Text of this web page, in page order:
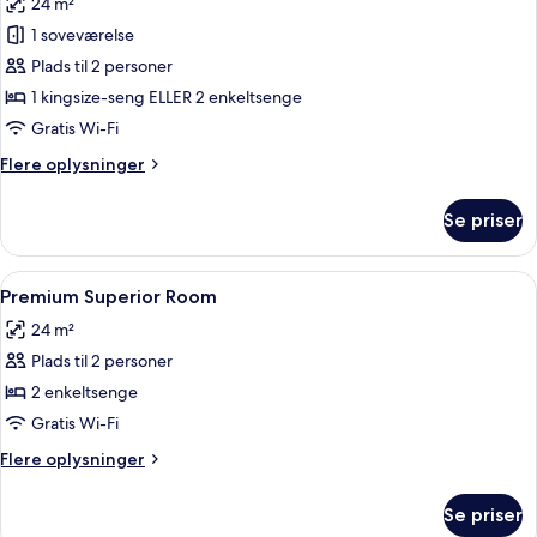
billeder
af
Superior-
værelse
1 soveværelse
Plads til 2 personer
1 kingsize-seng ELLER 2 enkeltsenge
Gratis Wi-Fi
Flere oplysninger
Flere
værelse
Se priser
Indlæs
alle
billeder
af
Premium
Superior
Room
Et hotelværelse med et glasbord, en
8
Premium Superior Room
24 m²
Plads til 2 personer
2 enkeltsenge
Gratis Wi-Fi
Flere oplysninger
Flere
Se priser